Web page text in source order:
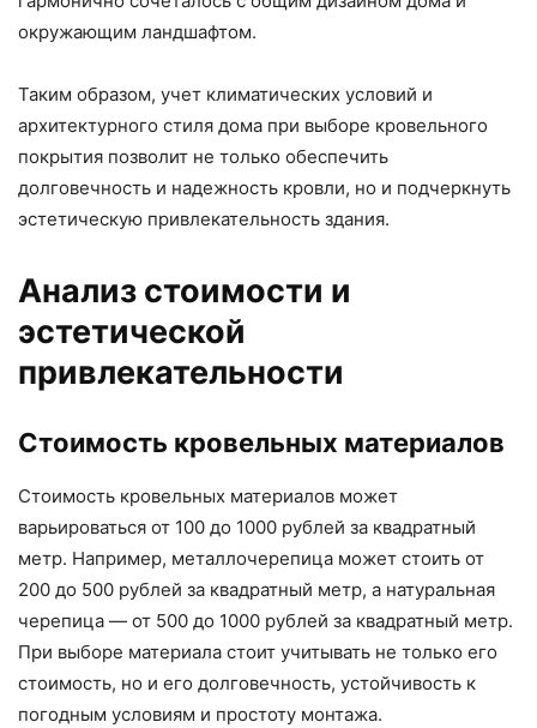
окружающим ландшафтом.
Таким образом, учет климатических условий и
архитектурного стиля дома при выборе кровельного
покрытия позволит не только обеспечить
долговечность и надежность кровли, но и подчеркнуть
эстетическую привлекательность здания.
Анализ стоимости и
эстетической
привлекательности
Стоимость кровельных материалов
Стоимость кровельных материалов может
варьироваться от 100 до 1000 рублей за квадратный
метр. Например, металлочерепица может стоить от
200 до 500 рублей за квадратный метр, а натуральная
черепица — от 500 до 1000 рублей за квадратный метр.
При выборе материала стоит учитывать не только его
стоимость, но и его долговечность, устойчивость к
погодным условиям и простоту монтажа.